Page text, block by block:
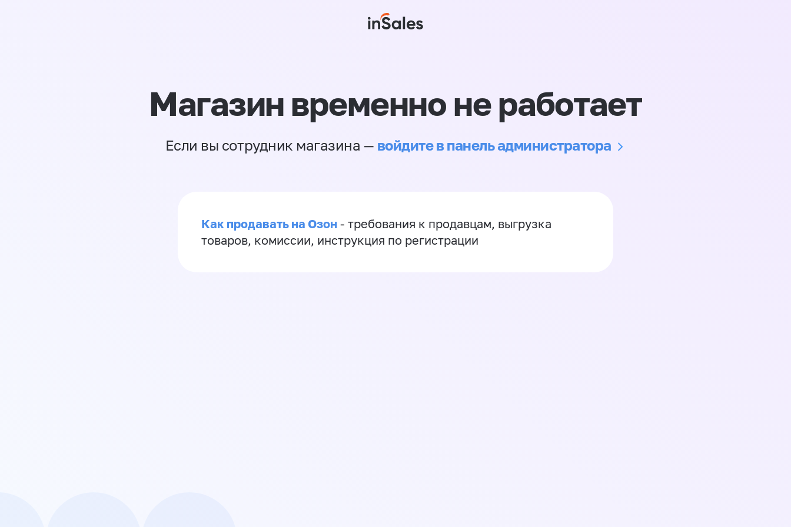
Магазин временно не работает
Если вы сотрудник магазина — войдите в панель администратора
Как продавать на Озон - требования к продавцам, выгрузка
товаров, комиссии, инструкция по регистрации